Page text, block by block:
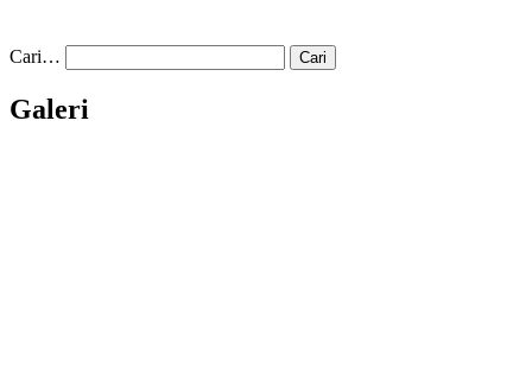
Cari…
Galeri